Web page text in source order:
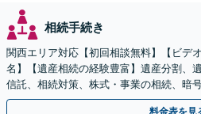
相続手続き
関西エリア対応【初回相談無料】【ビデ
名】【遺産相続の経験豊富】遺産分割、
信託、相続対策、株式・事業の相続、暗
対応実績。【バリアフリー】【完全個室
料金表を見